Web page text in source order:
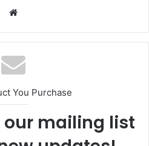
You Purchase
our mailing list